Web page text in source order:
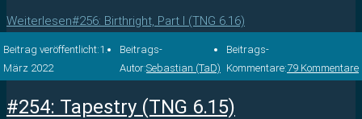
Weiterlesen#256: Birthright, Part I (TNG 6.16)
Beitrag veröffentlicht:1.
März 2022
Beitrags-
Autor:Sebastian (TaD)
Beitrags-
Kommentare:79 Kommentare
#254: Tapestry (TNG 6.15)